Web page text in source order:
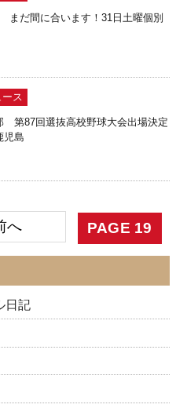
まだ間に合います！31日土曜個別
ース
第87回選抜高校野球大会出場決定
児島
へ PAGE 19
日記